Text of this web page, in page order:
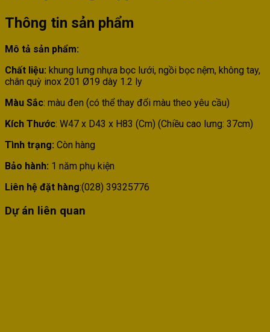
Thông tin sản phẩm
Mô tả sản phẩm:
Chất liệu: khung lưng nhựa bọc lưới, ngồi bọc nệm, không tay,
chân quỳ inox 201 Ø19 dày 1.2 ly
Màu Sắc: màu đen (có thể thay đổi màu theo yêu cầu)
Kích Thước: W47 x D43 x H83 (Cm) (Chiều cao lưng: 37cm)
Tình trạng: Còn hàng
Bảo hành: 1 năm phụ kiện
Liên hệ đặt hàng:(028) 39325776
Dự án liên quan